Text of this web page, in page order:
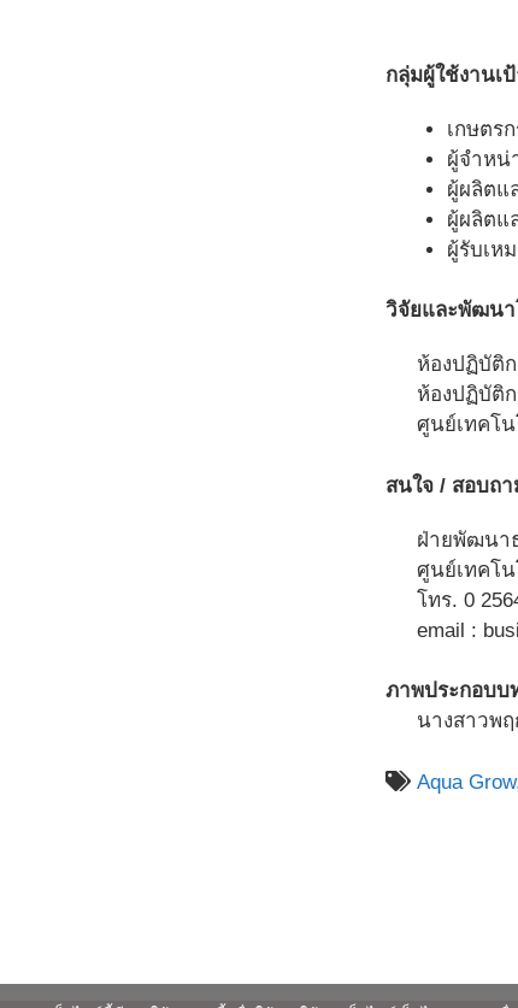
กลุ่มผู้ใช้งานเ
เกษตร
ผู้จำหน่
ผู้ผลิตแ
ผู้ผลิตแ
ผู้รับเห
วิจัยและพัฒนา
ห้องปฏิบัติ
ห้องปฏิบัติ
ศูนย์เทคโ
สนใจ / สอบถ
ฝ่ายพัฒนา
ศูนย์เทคโ
โทร. 0
email :
ภาพประกอบบ
นางสาวพ
Aqua